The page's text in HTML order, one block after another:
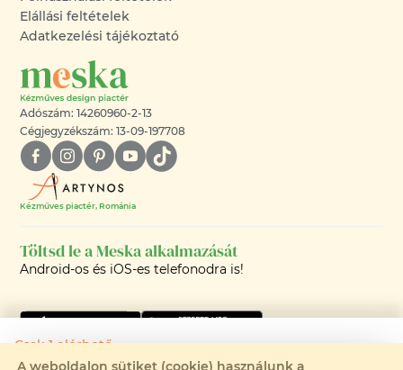
Csak 1 elérhető
Elállási feltételek
Adatkezelési tájékoztató
Adószám: 14260960-2-13
Cégjegyzékszám: 13-09-197708
Kézműves piactér, Románia
Töltsd le a Meska alkalmazását
Android-os és iOS-es telefonodra is!
A weboldalon sütiket (cookie) használunk a